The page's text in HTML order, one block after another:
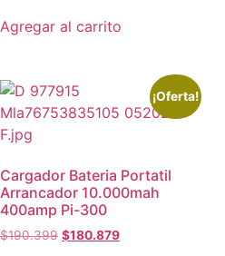
Agregar al carrito
¡Oferta!
Cargador Bateria Portatil
Arrancador 10.000mah
400amp Pi-300
$190.399 $180.879